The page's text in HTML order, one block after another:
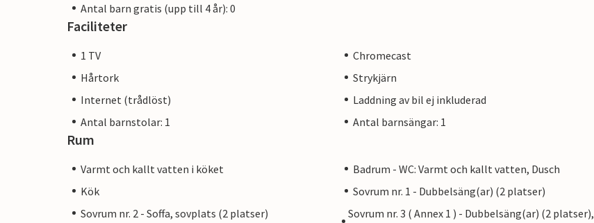
Antal barn gratis (upp till 4 år): 0
Faciliteter
1 TV
Chromecast
Hårtork
Strykjärn
Internet (trådlöst)
Laddning av bil ej inkluderad
Antal barnstolar: 1
Antal barnsängar: 1
Rum
Varmt och kallt vatten i köket
Badrum - WC: Varmt och kallt vatten, Dusch
Kök
Sovrum nr. 1 - Dubbelsäng(ar) (2 platser)
Sovrum nr. 2 - Soffa, sovplats (2 platser)
Sovrum nr. 3 ( Annex 1 ) - Dubbelsäng(ar) (2 platser),